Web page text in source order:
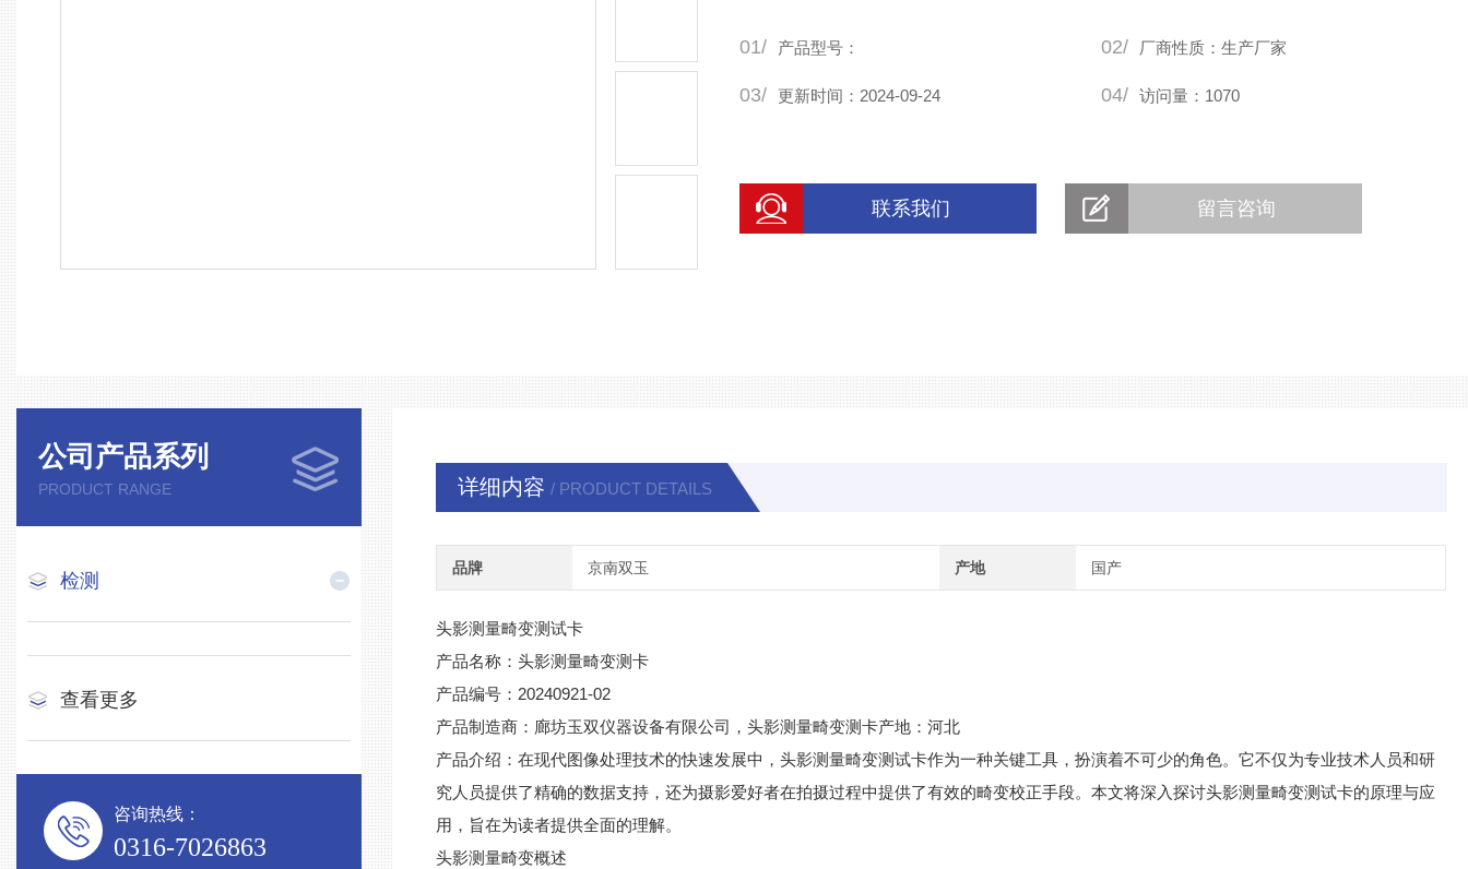
01/ 产品型号： 02/ 厂商性质：生产厂家
03/ 更新时间：2024-09-24 04/ 访问量：1070
联系我们 留言咨询
公司产品系列
PRODUCT RANGE
检测
查看更多
咨询热线：
0316-7026863
详细内容 / PRODUCT DETAILS
品牌 京南双玉 产地 国产
头影测量畸变测试卡
产品名称：头影测量畸变测卡
产品编号： 20240921-02
产品制造商：廊坊玉双仪器设备有限公司，头影测量畸变测卡产地：河北
产品介绍：在现代图像处理技术的快速发展中，头影测量畸变测试卡作为一种关键工具，扮演着不可少的角色。它不仅为专业技术人员和研
究人员提供了精确的数据支持，还为摄影爱好者在拍摄过程中提供了有效的畸变校正手段。本文将深入探讨头影测量畸变测试卡的原理与应
用，旨在为读者提供全面的理解。
头影测量畸变概述